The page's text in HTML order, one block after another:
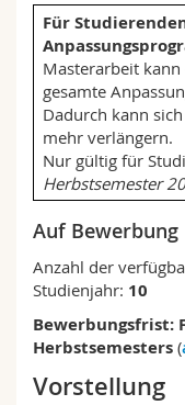
Math.-Nat. und
Interfakultär
Mitarbeitende
Doktorierende
Webmail
MyUnifr
Für
Masterarbeit
gesamte
Dadurch kann
mehr verlängern.
Nur gültig für
Herbstsemester
Auf Bewerbung
Anzahl der
Studienjahr: 10
Bewerbungsfrist:
Herbstsemesters (
Vorstellung